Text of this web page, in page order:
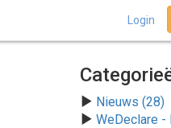
Login
Nieuws (28)
WeDeclare -